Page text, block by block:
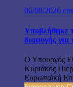
06/08/2026
Υποβλήθηκε
διαφυγής για
Ο Υπουργός
Κυριάκος
Ευρωπαϊκή